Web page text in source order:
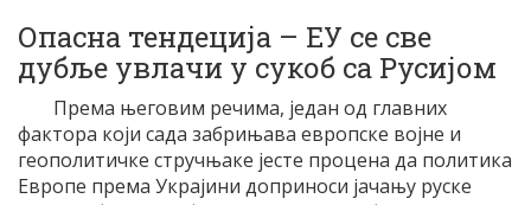
Опасна тендеција – ЕУ се све
дубље увлачи у сукоб са Русијом
Према његовим речима, један од главних
фактора који сада забрињава европске војне и
геополитичке стручњаке јесте процена да политика
Европе према Украјини доприноси јачању руске